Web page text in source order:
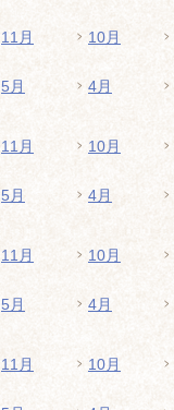
11月 10月
5月 4月
11月 10月
5月 4月
11月 10月
5月 4月
11月 10月